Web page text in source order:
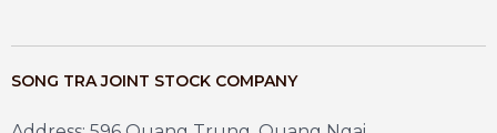
SONG TRA JOINT STOCK COMPANY